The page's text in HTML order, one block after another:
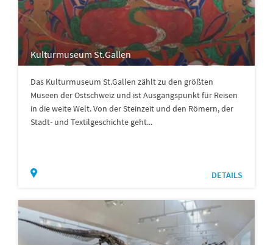
Kulturmuseum St.Gallen
Das Kulturmuseum St.Gallen zählt zu den größten
Museen der Ostschweiz und ist Ausgangspunkt für Reisen
in die weite Welt. Von der Steinzeit und den Römern, der
Stadt- und Textilgeschichte geht...
DETAILS